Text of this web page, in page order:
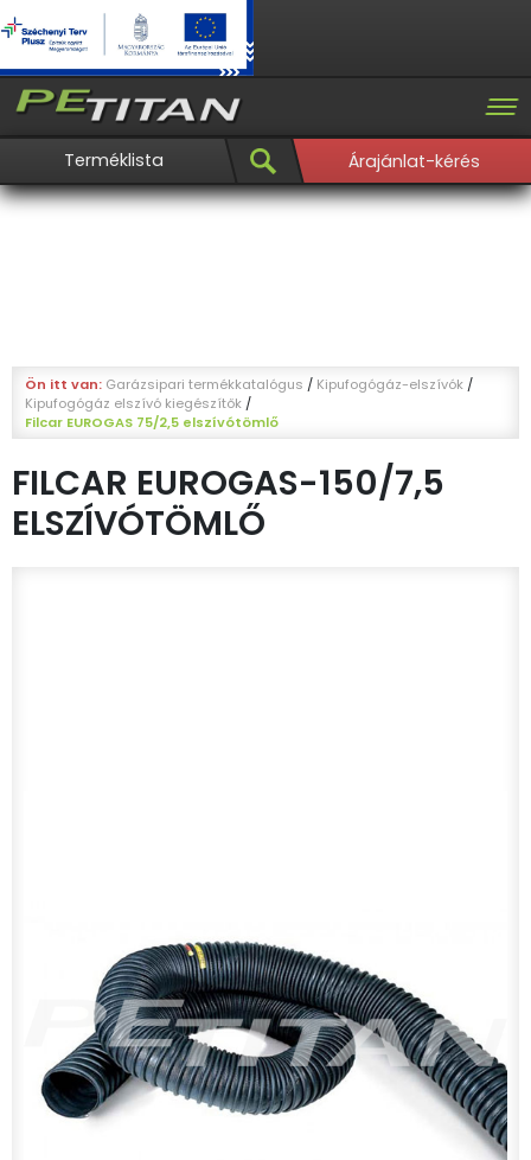
Terméklista Árajánlat-kérés
Ön itt van: Garázsipari termékkatalógus / Kipufogógáz-elszívók /
Kipufogógáz elszívó kiegészítők /
Filcar EUROGAS 75/2,5 elszívótömlő
FILCAR EUROGAS-150/7,5
ELSZÍVÓTÖMLŐ